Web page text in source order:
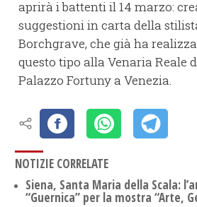
aprirà i battenti il 14 marzo:
suggestioni in carta della
Borchgrave, che già ha
questo tipo alla Venaria Reale
Palazzo Fortuny a Venezia.
NOTIZIE CORRELATE
Siena, Santa Maria della Scala:
“Guernica” per la mostra “Arte,